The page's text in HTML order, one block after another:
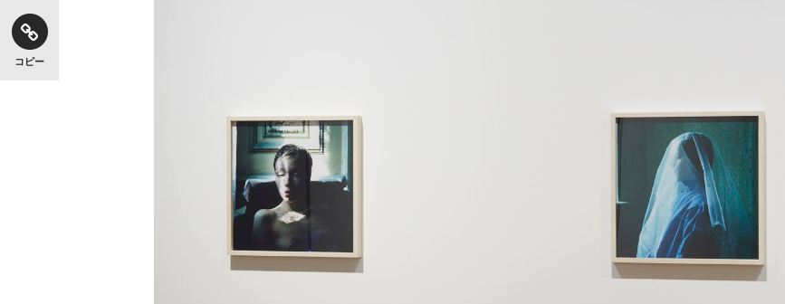
コピー